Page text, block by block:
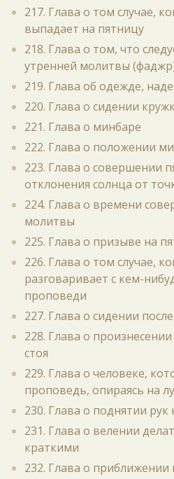
217. Глава о том случае,
выпадает на пятницу
218. Глава о том, что
утренней молитвы
219. Глава об одежде,
220. Глава о сидении
221. Глава о минбаре
222. Глава о положении
223. Глава о совершении
отклонения солнца от
224. Глава о времени
молитвы
225. Глава о призыве на
226. Глава о том случае,
разговаривает с кем-
проповеди
227. Глава о сидении
228. Глава о
стоя
229. Глава о человеке,
проповедь, опираясь на
230. Глава о поднятии
231. Глава о велении
краткими
232. Глава о